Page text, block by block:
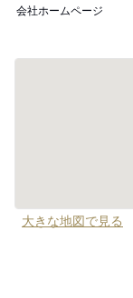
会社ホームページ
大きな地図で見る